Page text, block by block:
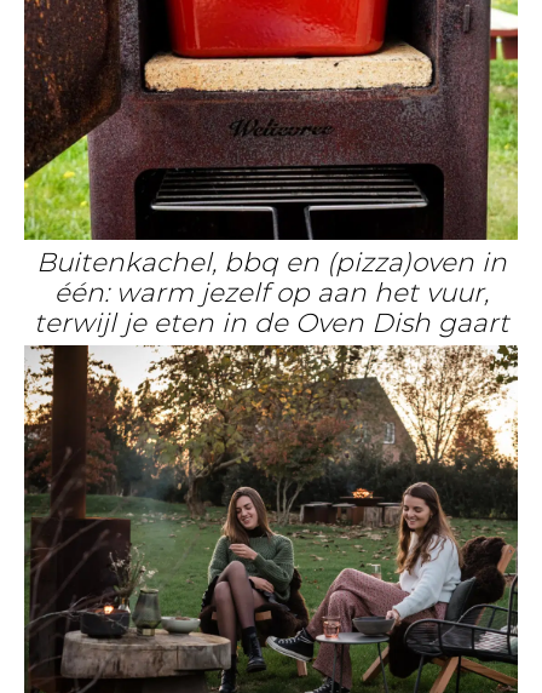
Buitenkachel, bbq en (pizza)oven in
één: warm jezelf op aan het vuur,
terwijl je eten in de Oven Dish gaart